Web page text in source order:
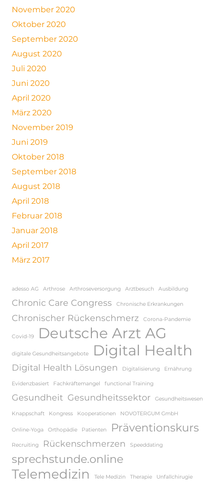
November 2020
Oktober 2020
September 2020
August 2020
Juli 2020
Juni 2020
April 2020
März 2020
November 2019
Juni 2019
Oktober 2018
September 2018
August 2018
April 2018
Februar 2018
Januar 2018
April 2017
März 2017
adesso AG Arthrose Arthroseversorgung Arztbesuch Ausbildung
Chronic Care Congress Chronische Erkrankungen
Chronischer Rückenschmerz Corona-Pandemie
Covid-19 Deutsche Arzt AG
digitale Gesundheitsangebote Digital Health
Digital Health Lösungen Digitalisierung Ernährung
Evidenzbasiert Fachkräftemangel functional Training
Gesundheit Gesundheitssektor Gesundheitswesen
Knappschaft Kongress Kooperationen NOVOTERGUM GmbH
Online-Yoga Orthopädie Patienten Präventionskurs
Recruiting Rückenschmerzen Speeddating
sprechstunde.online
Telemedizin Tele Medizin Therapie Unfallchirugie